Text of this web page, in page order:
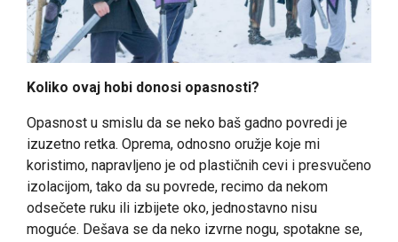
Koliko ovaj hobi donosi opasnosti?
Opasnost u smislu da se neko baš gadno povredi je
izuzetno retka. Oprema, odnosno oružje koje mi
koristimo, napravljeno je od plastičnih cevi i presvučeno
izolacijom, tako da su povrede, recimo da nekom
odsečete ruku ili izbijete oko, jednostavno nisu
moguće. Dešava se da neko izvrne nogu, spotakne se,